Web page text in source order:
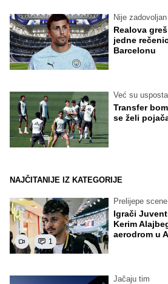
Nije zadovoljan
Realova
jedne
Barcelonu
Već su
Transfer
se želi
NAJČITANIJE IZ KATEGORIJE
1
Prelijepe
Igrači
Kerim
aerodrom u
Jačaju tim